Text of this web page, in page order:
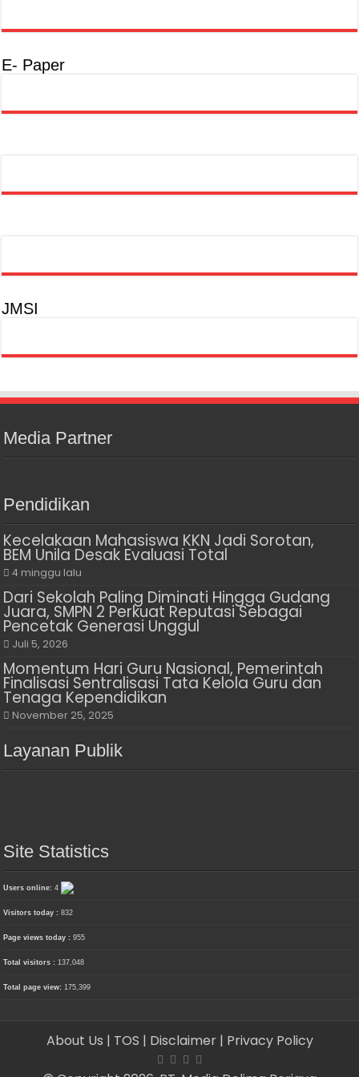
E- Paper
JMSI
Media Partner
Pendidikan
Kecelakaan Mahasiswa KKN Jadi Sorotan,
BEM Unila Desak Evaluasi Total
4 minggu lalu
Dari Sekolah Paling Diminati Hingga Gudang
Juara, SMPN 2 Perkuat Reputasi Sebagai
Pencetak Generasi Unggul
Juli 5, 2026
Momentum Hari Guru Nasional, Pemerintah
Finalisasi Sentralisasi Tata Kelola Guru dan
Tenaga Kependidikan
November 25, 2025
Layanan Publik
Site Statistics
Users online:4
Visitors today :832
Page views today :955
Total visitors : 137,048
Total page view: 175,399
About Us | TOS | Disclaimer | Privacy Policy